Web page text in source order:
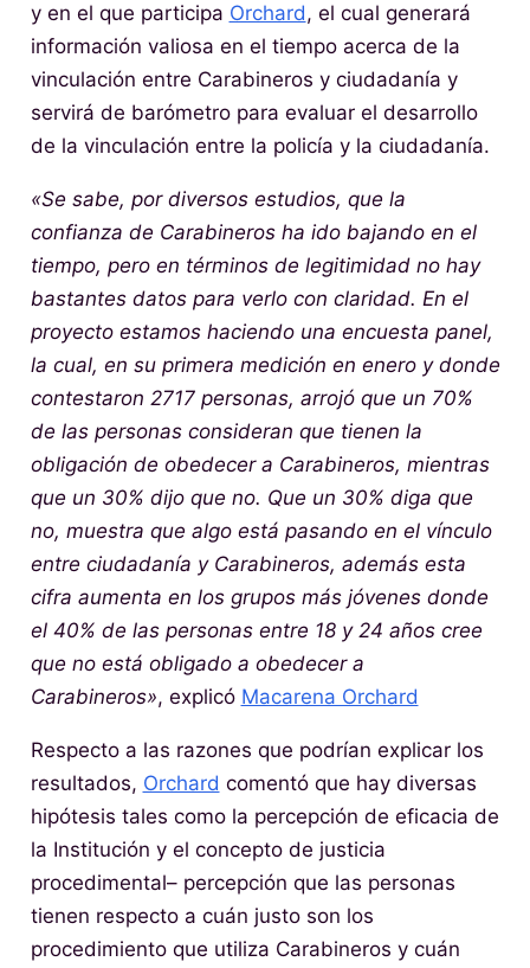
y en el que participa Orchard, el cual generará
información valiosa en el tiempo acerca de la
vinculación entre Carabineros y ciudadanía y
servirá de barómetro para evaluar el desarrollo
de la vinculación entre la policía y la ciudadanía.
«Se sabe, por diversos estudios, que la
confianza de Carabineros ha ido bajando en el
tiempo, pero en términos de legitimidad no hay
bastantes datos para verlo con claridad. En el
proyecto estamos haciendo una encuesta panel,
la cual, en su primera medición en enero y donde
contestaron 2717 personas, arrojó que un 70%
de las personas consideran que tienen la
obligación de obedecer a Carabineros, mientras
que un 30% dijo que no. Que un 30% diga que
no, muestra que algo está pasando en el vínculo
entre ciudadanía y Carabineros, además esta
cifra aumenta en los grupos más jóvenes donde
el 40% de las personas entre 18 y 24 años cree
que no está obligado a obedecer a
Carabineros», explicó Macarena Orchard
Respecto a las razones que podrían explicar los
resultados, Orchard comentó que hay diversas
hipótesis tales como la percepción de eficacia de
la Institución y el concepto de justicia
procedimental– percepción que las personas
tienen respecto a cuán justo son los
procedimiento que utiliza Carabineros y cuán